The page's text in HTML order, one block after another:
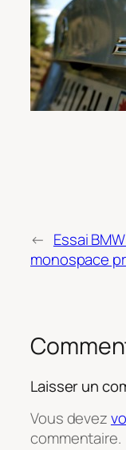
← Essai
monospace
Laisser un
Vous devez
commentaire.